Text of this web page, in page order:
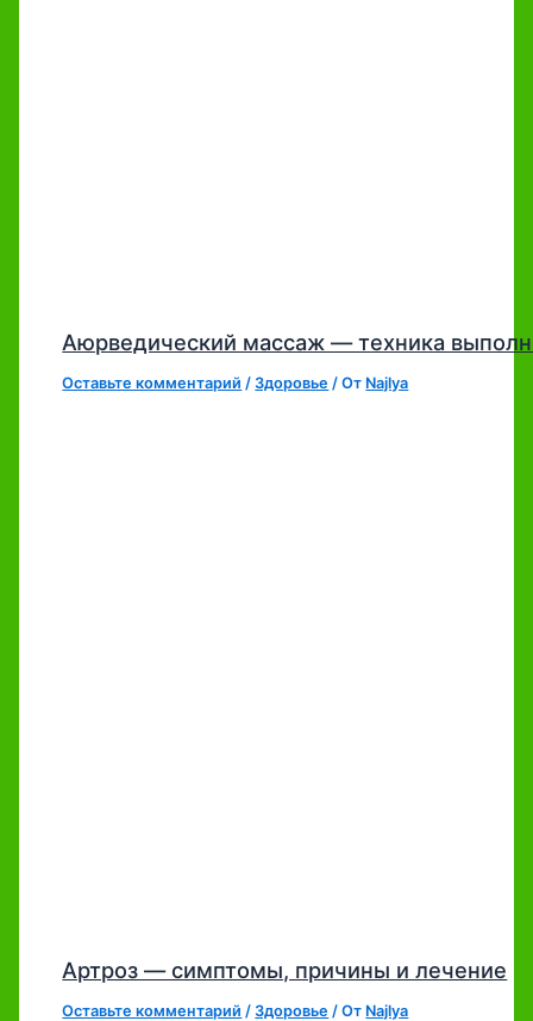
Аюрведический массаж — техника
Оставьте комментарий /Здоровье / От Najlya
Артроз — симптомы, причины и лечение
Оставьте комментарий /Здоровье / От Najlya